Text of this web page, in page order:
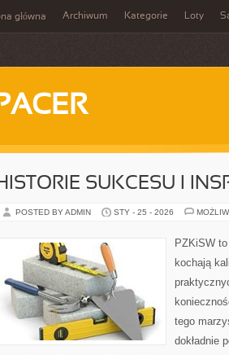
główna Archiwum Kategorie Loty
SUKCESU I
POSTED BY ADMIN STY - 25 - 2026
PZKiSW
kochają
tego
dokładnie